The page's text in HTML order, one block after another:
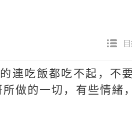
連吃飯都吃不起，不
做的一切，有些情緒